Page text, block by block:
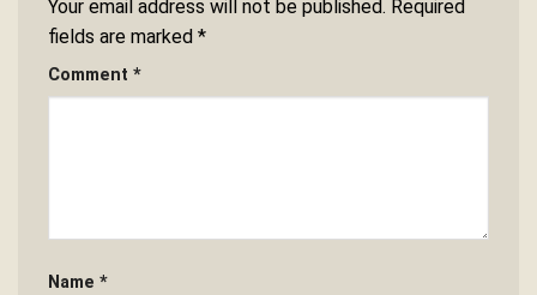
Your email address will not be published. Required
fields are marked *
Comment *
Name *